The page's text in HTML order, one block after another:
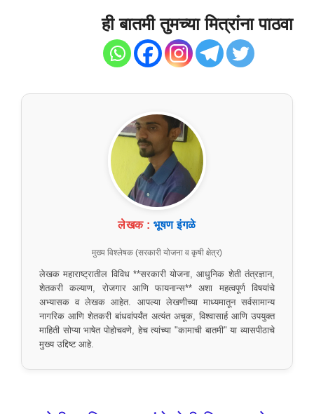
ही बातमी तुमच्या मित्रांना पाठवा
लेखक : भूषण इंगळे
मुख्य विश्लेषक (सरकारी योजना व कृषी क्षेत्र)
लेखक महाराष्ट्रातील विविध **सरकारी योजना, आधुनिक शेती तंत्रज्ञान,
शेतकरी कल्याण, रोजगार आणि फायनान्स** अशा महत्वपूर्ण विषयांचे
अभ्यासक व लेखक आहेत. आपल्या लेखणीच्या माध्यमातून सर्वसामान्य
नागरिक आणि शेतकरी बांधवांपर्यंत अत्यंत अचूक, विश्वासार्ह आणि उपयुक्त
माहिती सोप्या भाषेत पोहोचवणे, हेच त्यांच्या "कामाची बातमी" या व्यासपीठाचे
मुख्य उद्दिष्ट आहे.